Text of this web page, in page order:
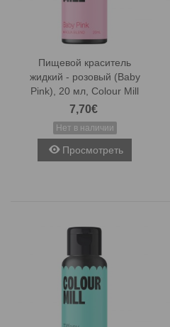
Пищевой краситель
жидкий - розовый (Baby
Pink), 20 мл, Colour Mill
7,70€
Нет в наличии
Просмотреть